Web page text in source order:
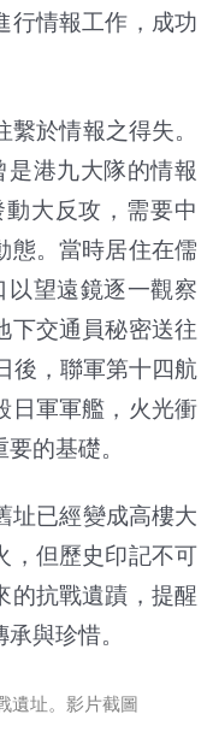
行情報工作，成功
於情報之得失。
港九大隊的情報
大反攻，需要中
態。當時居住在儒
望遠鏡逐一觀察
下交通員秘密送往
後，聯軍第十四航
日軍軍艦，火光衝
的基礎。
已經變成高樓大
，但歷史印記不可
的抗戰遺蹟，提醒
與珍惜。
遺址。影片截圖